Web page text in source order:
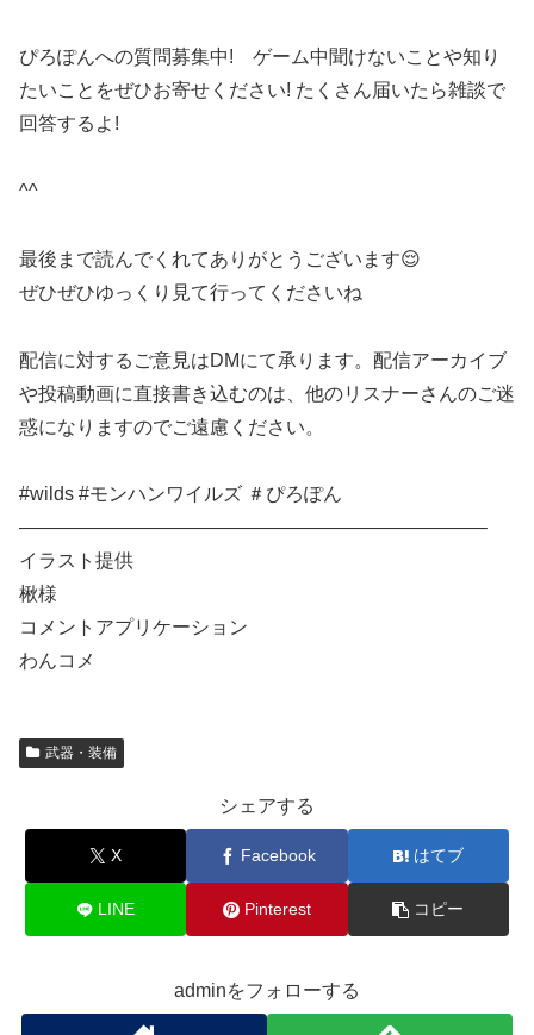
ぴろぽんへの質問募集中! ゲーム中聞けないことや知り
たいことをぜひお寄せください! たくさん届いたら雑談で
回答するよ!
^^
最後まで読んでくれてありがとうございます😌
ぜひぜひゆっくり見て行ってくださいね
配信に対するご意見はDMにて承ります。配信アーカイブ
や投稿動画に直接書き込むのは、他のリスナーさんのご迷
惑になりますのでご遠慮ください。
#wilds #モンハンワイルズ ＃ぴろぽん
————————————————————————–
イラスト提供
楸様
コメントアプリケーション
わんコメ
武器・装備
シェアする
X Facebook はてブ
LINE Pinterest コピー
adminをフォローする